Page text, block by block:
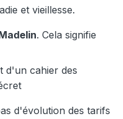
et vieillesse.
. Cela signifie
d'un cahier des
d'évolution des tarifs